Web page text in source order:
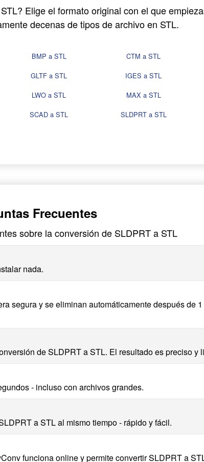
Elige el formato original con el que
decenas de tipos de archivo en STL.
BMP a STL CTM a STL
GLTF a STL IGES a STL
LWO a STL MAX a STL
SCAD a STL SLDPRT a STL
Frecuentes
sobre la conversión de SLDPRT a STL
nada.
segura y se eliminan automáticamente después de
de SLDPRT a STL. El resultado es preciso y
- incluso con archivos grandes.
a STL al mismo tiempo - rápido y fácil.
funciona online y permite convertir SLDPRT a